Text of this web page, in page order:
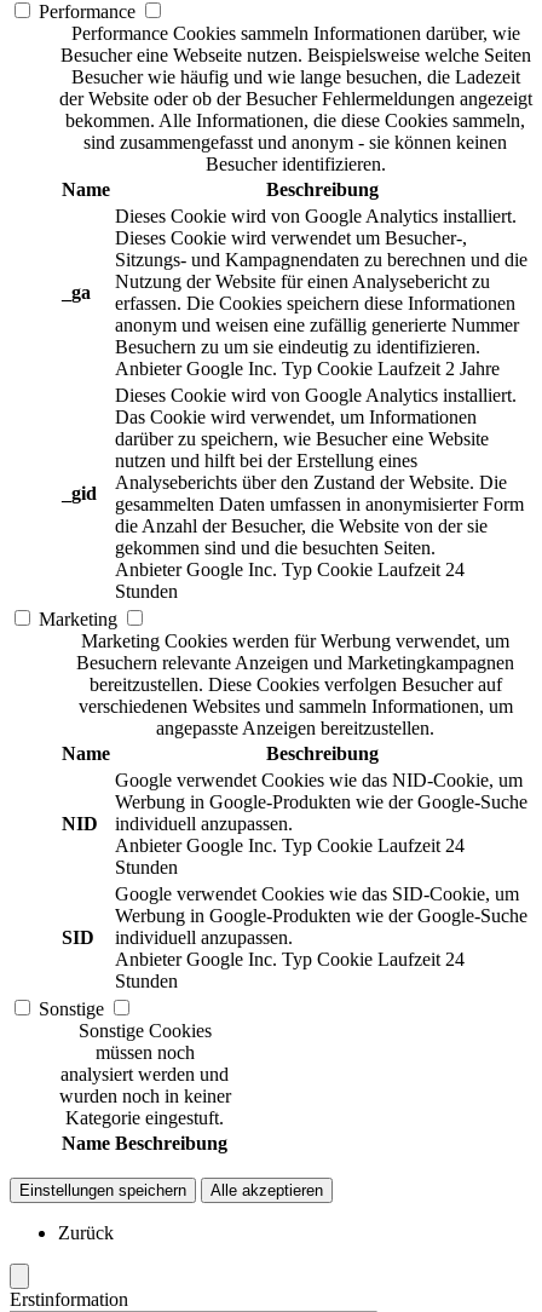
Performance
Performance Cookies sammeln Informationen darüber, wie
Besucher eine Webseite nutzen. Beispielsweise welche Seiten
Besucher wie häufig und wie lange besuchen, die Ladezeit
der Website oder ob der Besucher Fehlermeldungen angezeigt
bekommen. Alle Informationen, die diese Cookies sammeln,
sind zusammengefasst und anonym - sie können keinen
Besucher identifizieren.
Name
Beschreibung
_ga
Dieses Cookie wird von Google Analytics installiert.
Dieses Cookie wird verwendet um Besucher-,
Sitzungs- und Kampagnendaten zu berechnen und die
Nutzung der Website für einen Analysebericht zu
erfassen. Die Cookies speichern diese Informationen
anonym und weisen eine zufällig generierte Nummer
Besuchern zu um sie eindeutig zu identifizieren.
Anbieter Google Inc. Typ Cookie Laufzeit 2 Jahre
_gid
Dieses Cookie wird von Google Analytics installiert.
Das Cookie wird verwendet, um Informationen
darüber zu speichern, wie Besucher eine Website
nutzen und hilft bei der Erstellung eines
Analyseberichts über den Zustand der Website. Die
gesammelten Daten umfassen in anonymisierter Form
die Anzahl der Besucher, die Website von der sie
gekommen sind und die besuchten Seiten.
Anbieter Google Inc. Typ Cookie Laufzeit 24
Stunden
Marketing
Marketing Cookies werden für Werbung verwendet, um
Besuchern relevante Anzeigen und Marketingkampagnen
bereitzustellen. Diese Cookies verfolgen Besucher auf
verschiedenen Websites und sammeln Informationen, um
angepasste Anzeigen bereitzustellen.
Name
Beschreibung
NID
Google verwendet Cookies wie das NID-Cookie, um
Werbung in Google-Produkten wie der Google-Suche
individuell anzupassen.
Anbieter Google Inc. Typ Cookie Laufzeit 24
Stunden
SID
Google verwendet Cookies wie das SID-Cookie, um
Werbung in Google-Produkten wie der Google-Suche
individuell anzupassen.
Anbieter Google Inc. Typ Cookie Laufzeit 24
Stunden
Sonstige
Sonstige Cookies
müssen noch
analysiert werden und
wurden noch in keiner
Kategorie eingestuft.
Name Beschreibung
Einstellungen speichern Alle akzeptieren
Zurück
Erstinformation